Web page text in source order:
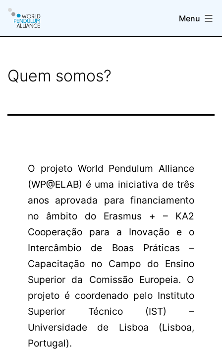
Skip
content
Menu
Quem somos?
O projeto World Pendulum Alliance
(WP@ELAB) é uma iniciativa de três
anos aprovada para financiamento
no âmbito do Erasmus + – KA2
Cooperação para a Inovação e o
Intercâmbio de Boas Práticas –
Capacitação no Campo do Ensino
Superior da Comissão Europeia. O
projeto é coordenado pelo Instituto
Superior Técnico (IST) –
Universidade de Lisboa (Lisboa,
Portugal).